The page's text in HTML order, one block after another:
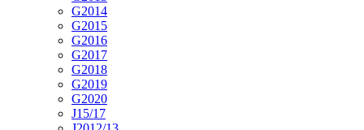
G2014
G2015
G2016
G2017
G2018
G2019
G2020
J15/17